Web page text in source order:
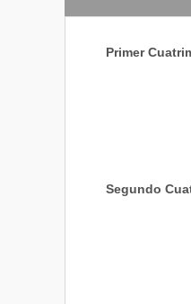
Primer
Segundo